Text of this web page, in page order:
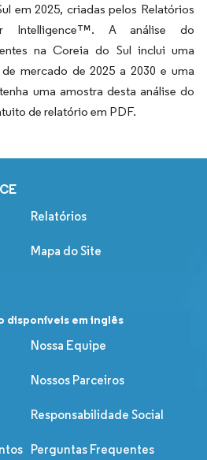
em 2025, criadas pelos Relatórios
Intelligence™. A análise do
na Coreia do Sul inclui uma
mercado de 2025 a 2030 e uma
uma amostra desta análise do
de relatório em PDF.
Relatórios
Mapa do Site
disponíveis em inglês
Nossa Equipe
Nossos Parceiros
Responsabilidade Social
Perguntas Frequentes